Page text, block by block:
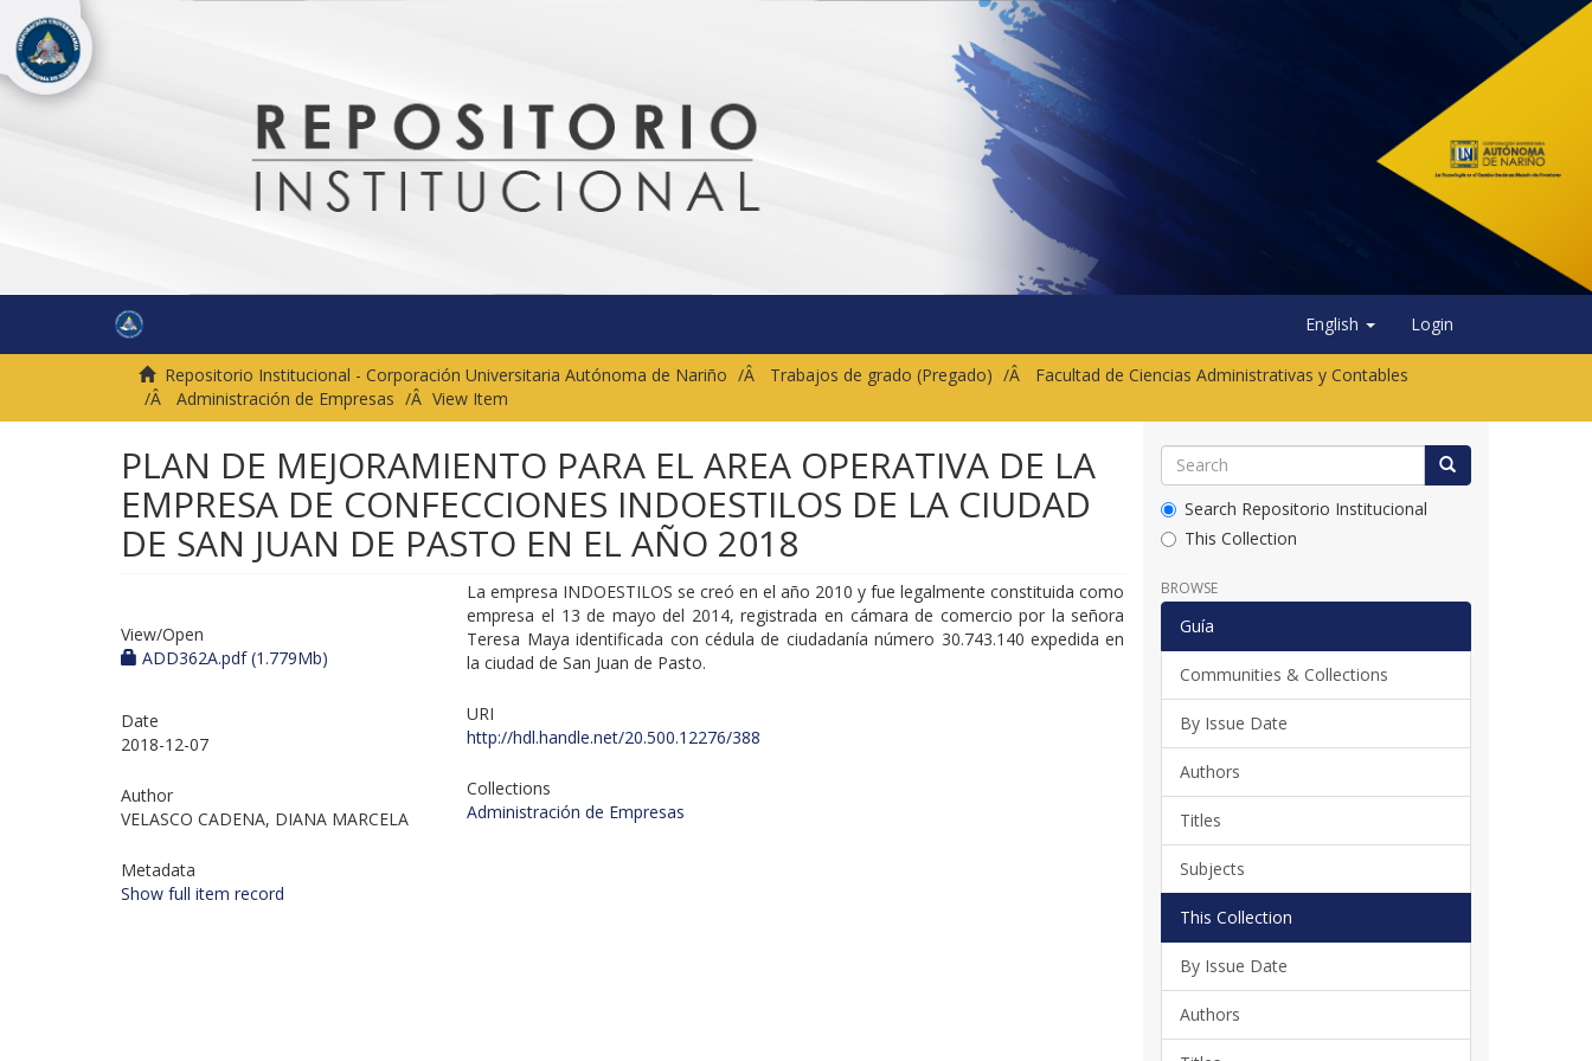
English Login
Repositorio Institucional - Corporación Universitaria Autónoma de Nariño Trabajos de grado (Pregado)
Facultad de Ciencias Administrativas y Contables
Administración de Empresas
View Item
PLAN DE MEJORAMIENTO PARA EL AREA OPERATIVA DE LA
EMPRESA DE CONFECCIONES INDOESTILOS DE LA CIUDAD
DE SAN JUAN DE PASTO EN EL AÑO 2018
View/Open
ADD362A.pdf (1.779Mb)
Date
2018-12-07
Author
VELASCO CADENA, DIANA MARCELA
Metadata
Show full item record
La empresa INDOESTILOS se creó en el año 2010 y fue legalmente constituida como
empresa el 13 de mayo del 2014, registrada en cámara de comercio por la señora
Teresa Maya identificada con cédula de ciudadanía número 30.743.140 expedida en
la ciudad de San Juan de Pasto.
URI
http://hdl.handle.net/20.500.12276/388
Collections
Administración de Empresas
Search Repositorio Institucional
This Collection
BROWSE
Guía
Communities & Collections
By Issue Date
Authors
Titles
Subjects
This Collection
By Issue Date
Authors